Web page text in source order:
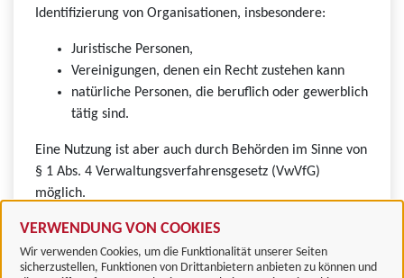
VERWENDUNG VON COOKIES
Wir verwenden Cookies, um die Funktionalität unserer Seiten
sicherzustellen, Funktionen von Drittanbietern anbieten zu können und
Identifizierung von Organisationen, insbesondere:
Juristische Personen,
Vereinigungen, denen ein Recht zustehen kann
natürliche Personen, die beruflich oder gewerblich
tätig sind.
Eine Nutzung ist aber auch durch Behörden im Sinne von
§ 1 Abs. 4 Verwaltungsverfahrensgesetz (VwVfG)
möglich.